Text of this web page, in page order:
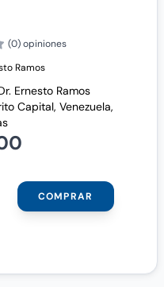
(0) opiniones
Ramos
Ernesto Ramos
Capital, Venezuela,
COMPRAR